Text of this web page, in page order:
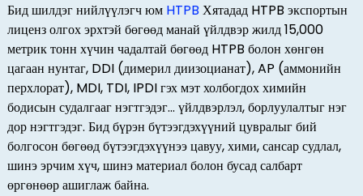
Бид шилдэг нийлүүлэгч юм HTPB Хятадад HTPB экспортын
лиценз олгох эрхтэй бөгөөд манай үйлдвэр жилд 15,000
метрик тонн хүчин чадалтай бөгөөд HTPB болон хөнгөн
цагаан нунтаг, DDI (димерил диизоцианат), AP (аммонийн
перхлорат), MDI, TDI, IPDI гэх мэт холбогдох химийн
бодисын судалгааг нэгтгэдэг... үйлдвэрлэл, борлуулалтыг нэг
дор нэгтгэдэг. Бид бүрэн бүтээгдэхүүний цувралыг бий
болгосон бөгөөд бүтээгдэхүүнээ цавуу, хими, сансар судлал,
шинэ эрчим хүч, шинэ материал болон бусад салбарт
өргөнөөр ашиглаж байна.